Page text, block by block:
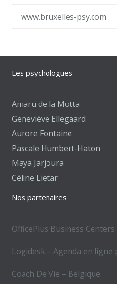
www.bruxelles-psy.com
Les psychologues
Amaru de la Motta
Geneviève Ellegaard
Aurore Fontaine
Pascale Humbert-Haton
Maya Jarjoura
Céline Lietar
Nos partenaires
OfficePlus Business Centers
Logidesk – Agenda en ligne
Coach De Vie – Belgique